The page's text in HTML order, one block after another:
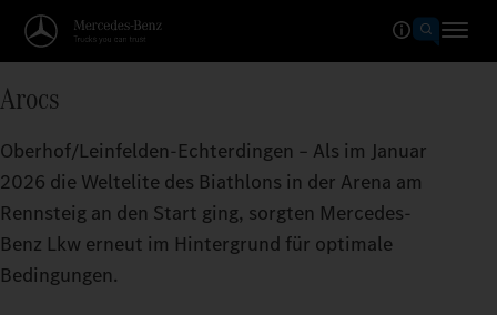
Arocs
Oberhof/Leinfelden-Echterdingen – Als im Januar
2026 die Weltelite des Biathlons in der Arena am
Rennsteig an den Start ging, sorgten Mercedes-
Benz Lkw erneut im Hintergrund für optimale
Bedingungen.